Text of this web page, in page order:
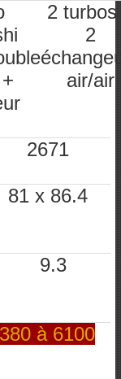
2
2
air/air
2671
81 x 86.4
9.3
380 à 6100